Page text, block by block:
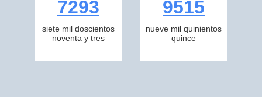
7293
siete mil doscientos
noventa y tres
9515
nueve mil quinientos
quince